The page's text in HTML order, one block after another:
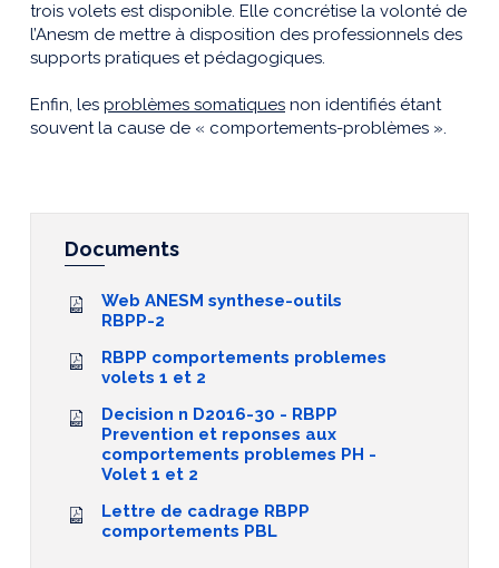
trois volets est disponible. Elle concrétise la volonté de
l’Anesm de mettre à disposition des professionnels des
supports pratiques et pédagogiques.
Enfin, les problèmes somatiques non identifiés étant
souvent la cause de « comportements-problèmes ».
Documents
Web ANESM synthese-outils
RBPP-2
RBPP comportements problemes
volets 1 et 2
Decision n D2016-30 - RBPP
Prevention et reponses aux
comportements problemes PH -
Volet 1 et 2
Lettre de cadrage RBPP
comportements PBL